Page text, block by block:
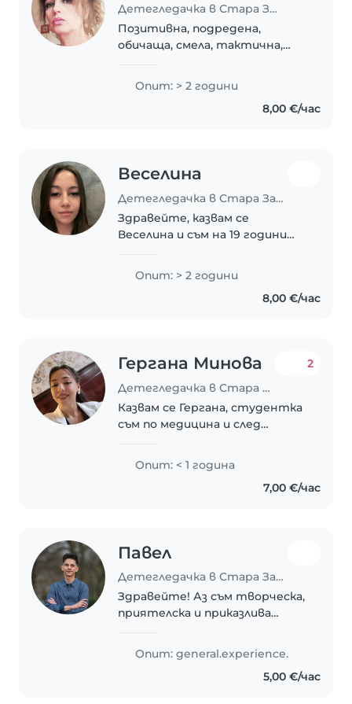
Детегледачка в Стара Загора
Позитивна, подредена,
обичаща, смела, тактична,
да готвя, да се грижа за
домашните си любимци и
Опит: > 2 години
8,00 €/час
Веселина
Детегледачка в Стара Загора
Здравейте, казвам се
Веселина и съм на 19 години
„Иван Вазов“. Понастоящем
съм студентка втори курс по
Опит: > 2 години
8,00 €/час
Гергана Минова
Детегледачка в Стара Загора
2
Казвам се Гергана, студентка
съм по медицина и след
Грижовна съм, отговорна,
Опит: < 1 година
7,00 €/час
Павел
Детегледачка в Стара Загора
Здравейте! Аз съм творческа,
приятелска и приказлива
се занимава с деца на всяка
възраст – от бебета до
ученици. Имам сертификат за
Опит: general.experience.
5,00 €/час